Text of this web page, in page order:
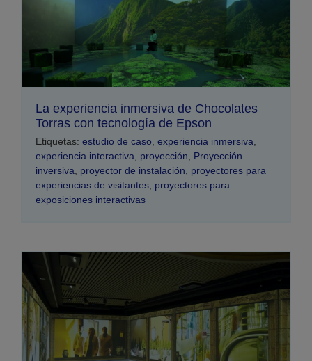
La experiencia inmersiva de Chocolates
Torras con tecnología de Epson
Etiquetas: estudio de caso experiencia inmersiva
experiencia interactiva
proyección
Proyección
inversiva
proyector de instalación
proyectores para
experiencias de visitantes proyectores para
exposiciones interactivas